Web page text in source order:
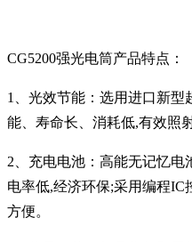
CG5200强光电筒产品特点：
1 、光效节能：选用进口新
能、寿命长、消耗低,有效照
2 、充电电池：高能无记忆电
电率低,经济环保;采用编程IC
方便。